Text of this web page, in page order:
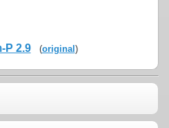
P 2.9 (original)